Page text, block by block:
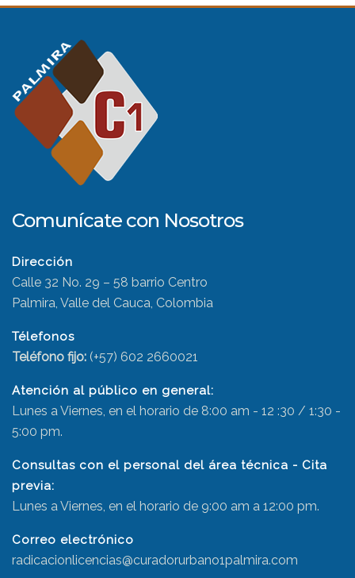
Comunícate con Nosotros
Dirección
Calle 32 No. 29 – 58 barrio Centro
Palmira, Valle del Cauca, Colombia
Télefonos
Teléfono fijo: (+57) 602 2660021
Atención al público en general:
Lunes a Viernes, en el horario de 8:00 am - 12 :30 / 1:30 -
5:00 pm.
Consultas con el personal del área técnica - Cita
previa:
Lunes a Viernes, en el horario de 9:00 am a 12:00 pm.
Correo electrónico
radicacionlicencias@curadorurbano1palmira.com